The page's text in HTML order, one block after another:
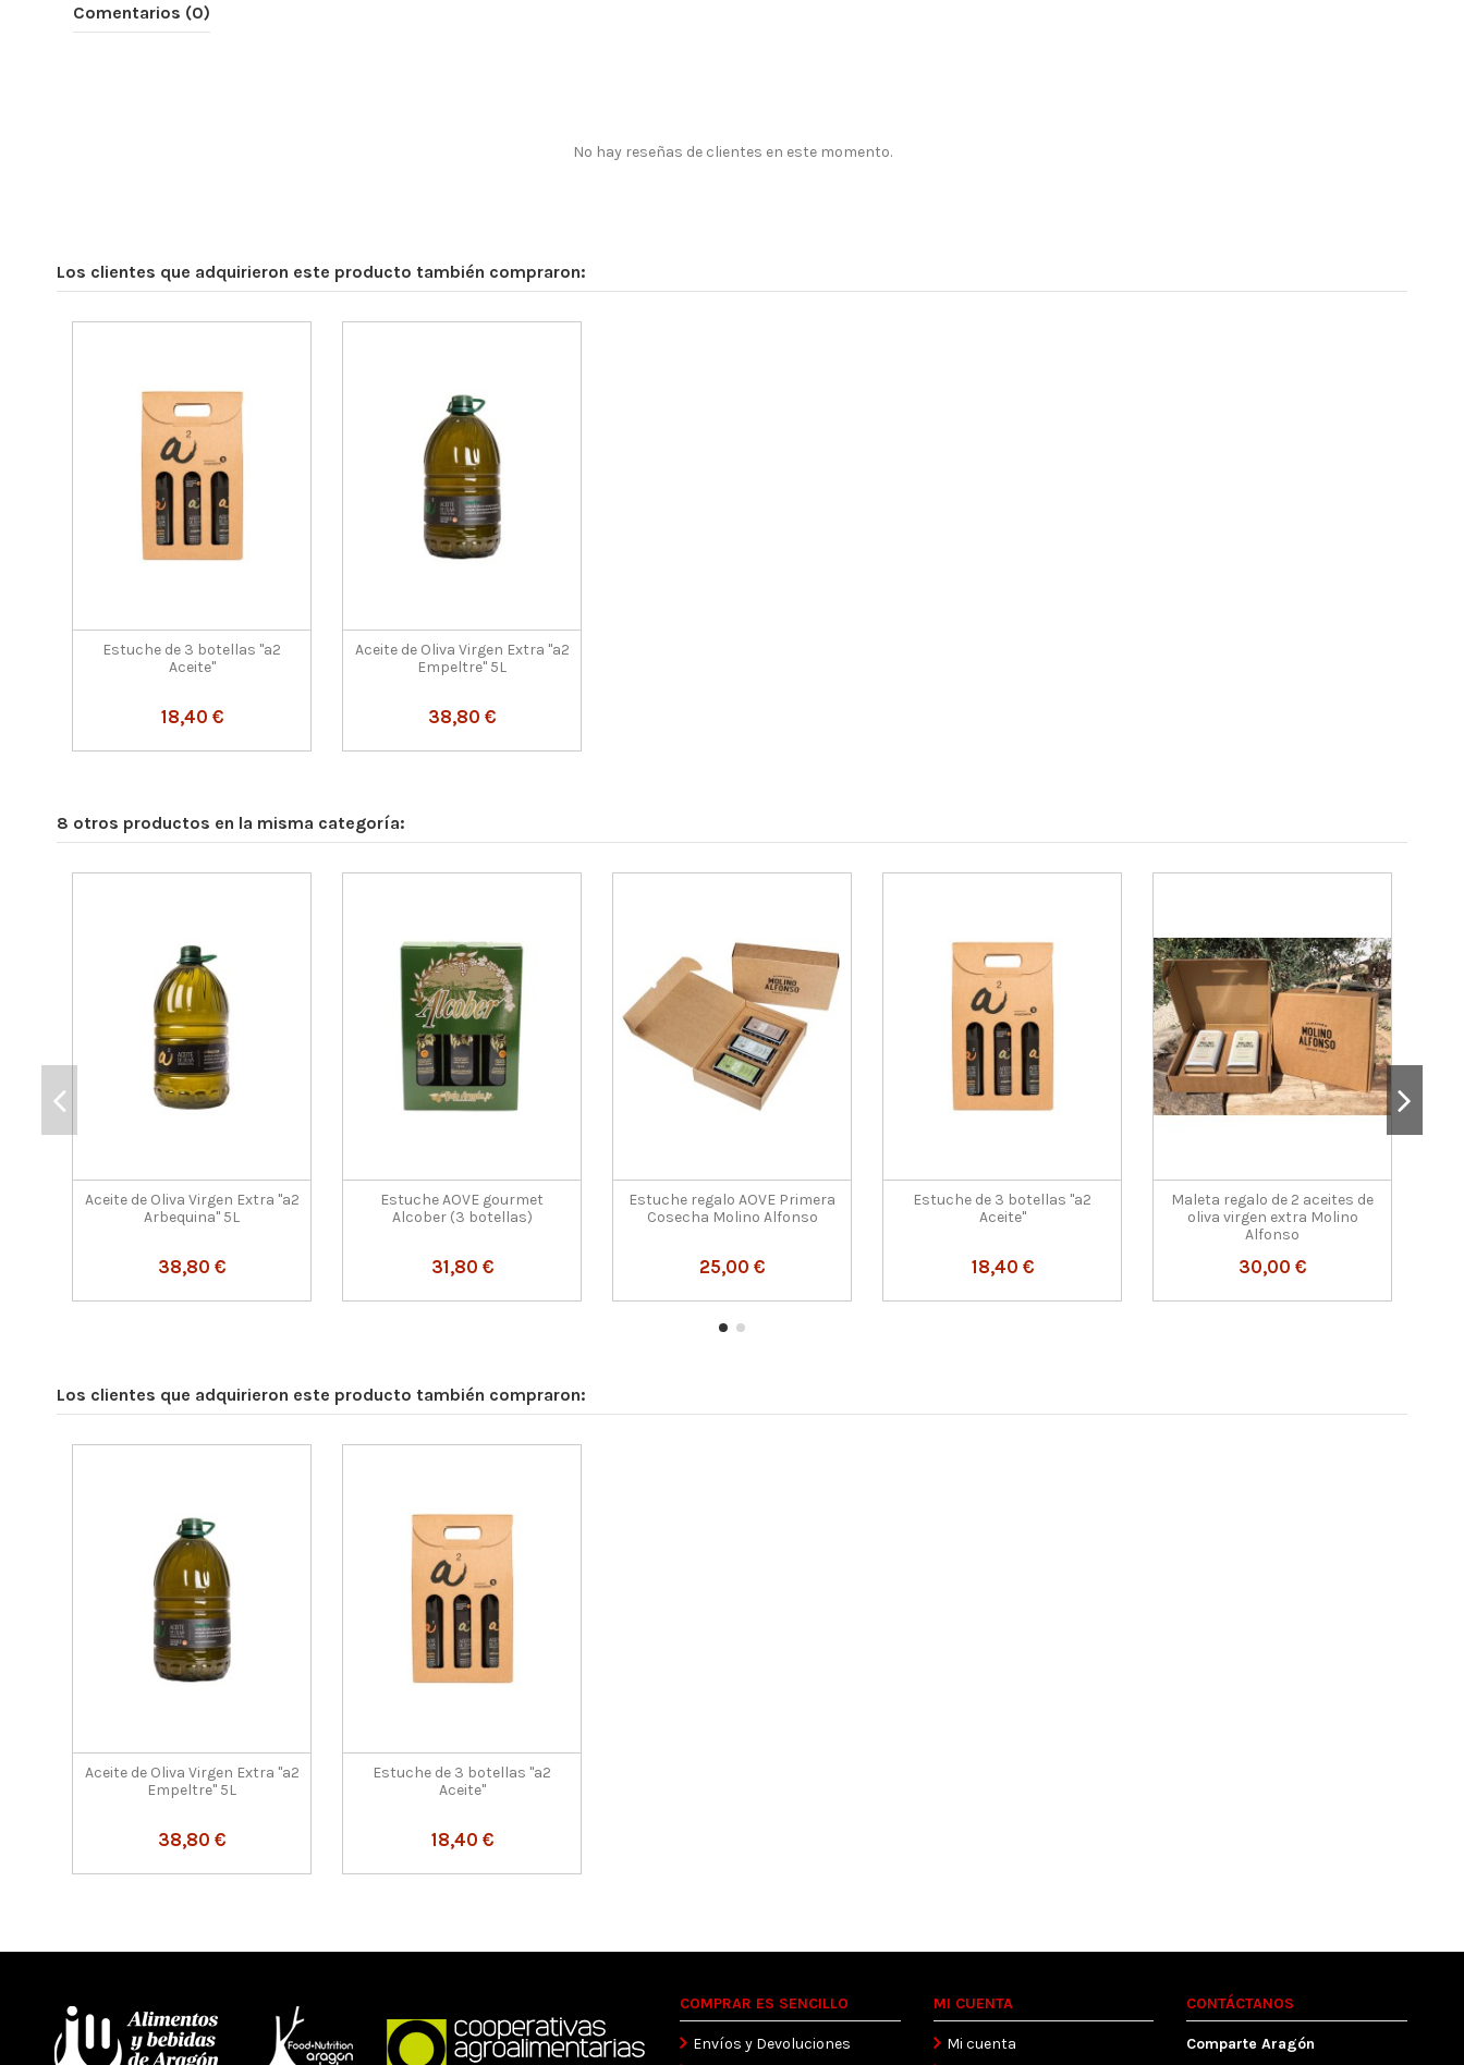
Comentarios (0)
No hay reseñas de clientes en este momento.
Los clientes que adquirieron este producto también compraron:
Estuche de 3 botellas "a2
Aceite"
18,40 €
Aceite de Oliva Virgen Extra "a2
Empeltre" 5L
38,80 €
8 otros productos en la misma categoría:
Aceite de Oliva Virgen Extra "a2
Arbequina" 5L
38,80 €
Estuche AOVE gourmet
Alcober (3 botellas)
31,80 €
Estuche regalo AOVE Primera
Cosecha Molino Alfonso
25,00 €
Estuche de 3 botellas "a2
Aceite"
18,40 €
Maleta regalo de 2 aceites de
oliva virgen extra Molino
Alfonso
30,00 €
Los clientes que adquirieron este producto también compraron:
Aceite de Oliva Virgen Extra "a2
Empeltre" 5L
38,80 €
Estuche de 3 botellas "a2
Aceite"
18,40 €
COMPRAR ES SENCILLO
Envíos y Devoluciones
MI CUENTA
Mi cuenta
CONTÁCTANOS
Comparte Aragón